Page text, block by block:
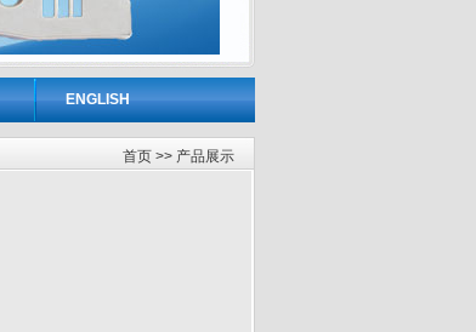
ENGLISH
首页 >> 产品展示